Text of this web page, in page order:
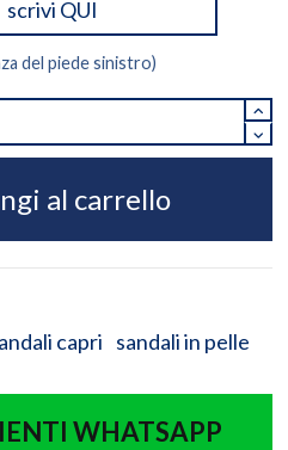
del piede sinistro)
al carrello
capri sandali in pelle
WHATSAPP